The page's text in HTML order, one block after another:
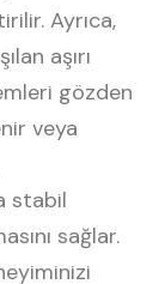
Ayrıca,
aşırı
gözden
veya
stabil
sağlar.